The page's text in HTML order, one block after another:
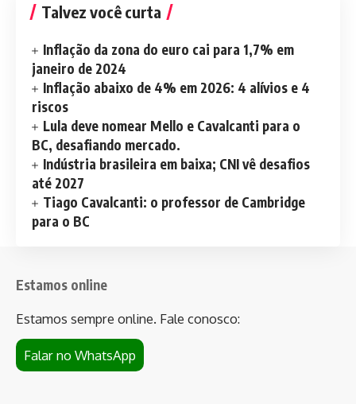
Talvez você curta
Inflação da zona do euro cai para 1,7% em
janeiro de 2024
Inflação abaixo de 4% em 2026: 4 alívios e 4
riscos
Lula deve nomear Mello e Cavalcanti para o
BC, desafiando mercado.
Indústria brasileira em baixa; CNI vê desafios
até 2027
Tiago Cavalcanti: o professor de Cambridge
para o BC
Estamos online
Estamos sempre online. Fale conosco:
Falar no WhatsApp